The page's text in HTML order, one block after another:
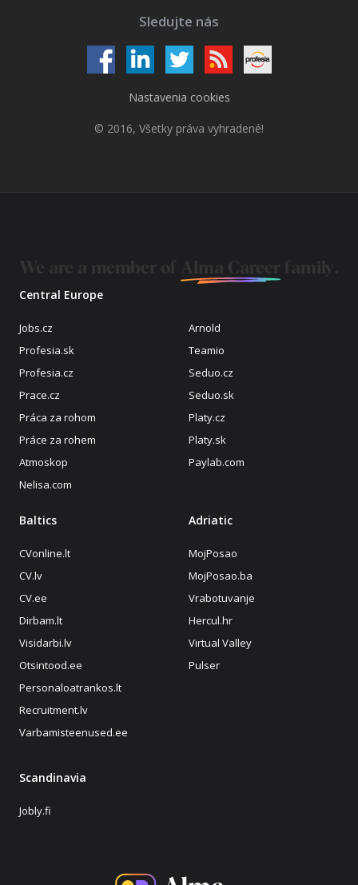
Sledujte nás
Nastavenia cookies
© 2016, Všetky práva vyhradené!
Central Europe
Jobs.cz
Profesia.sk
Profesia.cz
Prace.cz
Práca za rohom
Práce za rohem
Atmoskop
Nelisa.com
Arnold
Teamio
Seduo.cz
Seduo.sk
Platy.cz
Platy.sk
Paylab.com
Baltics
CVonline.lt
CV.lv
CV.ee
Dirbam.lt
Visidarbi.lv
Otsintood.ee
Personaloatrankos.lt
Recruitment.lv
Varbamisteenused.ee
Adriatic
MojPosao
MojPosao.ba
Vrabotuvanje
Hercul.hr
Virtual Valley
Pulser
Scandinavia
Jobly.fi